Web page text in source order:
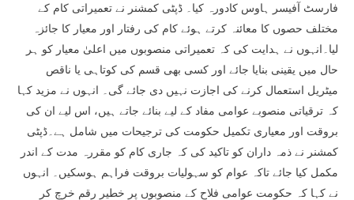
فارسٹ آفیسر ہاوس کادورہ کیا۔ ڈپٹی کمشنر نے تعمیراتی کام کے
مختلف حصوں کا معائنہ کرتے ہوئے کام کی رفتار اور معیار کا جائزہ
لیا۔انہوں نے ہدایت کی کہ تعمیراتی منصوبوں میں اعلیٰ معیار کو ہر
حال میں یقینی بنایا جائے اور کسی بھی قسم کی کوتاہی یا ناقص
میٹریل استعمال کرنے کی اجازت نہیں دی جائے گی۔ انہوں نے مزید کہا
کہ ترقیاتی منصوبے عوامی مفاد کے لیے بنائے جاتے ہیں، اس لیے ان کی
بروقت اور معیاری تکمیل حکومت کی ترجیحات میں شامل ہے۔ڈپٹی
کمشنر نے ذمہ داران کو تاکید کی کہ جاری کام کو مقررہ مدت کے اندر
مکمل کیا جائے تاکہ عوام کو سہولیات بروقت فراہم ہوسکیں۔ انہوں
نے کہا کہ حکومت عوامی فلاح کے منصوبوں پر خطیر رقم خرچ کر